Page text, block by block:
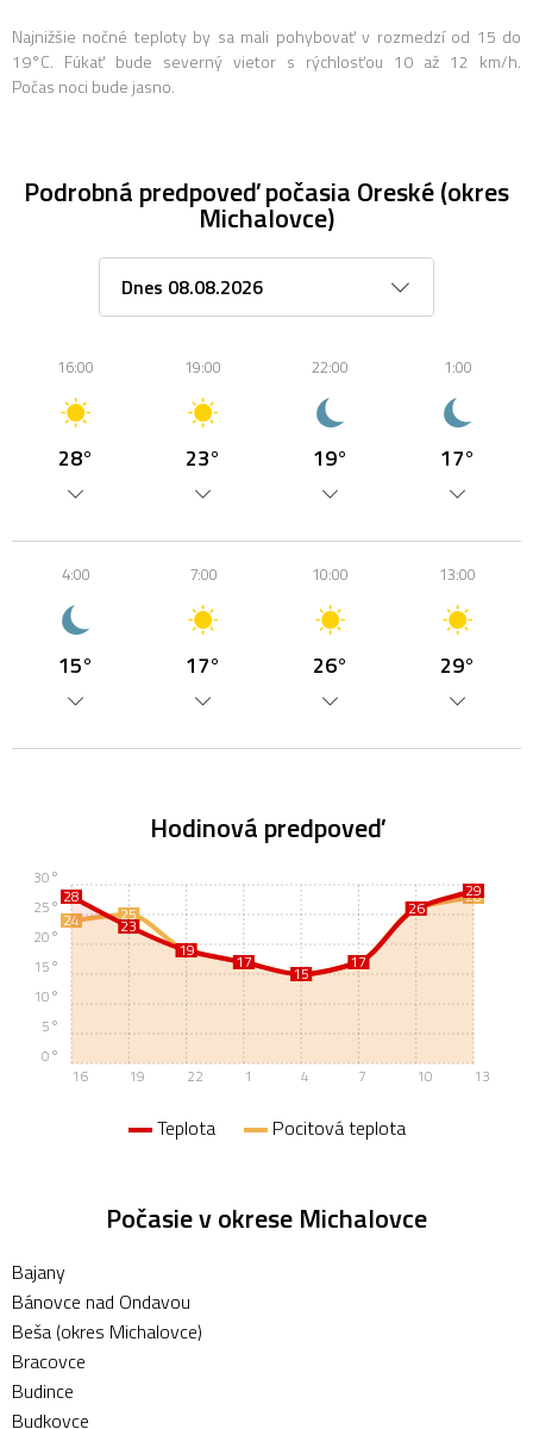
Najnižšie nočné teploty by sa mali pohybovať v rozmedzí od 15 do
19°C. Fúkať bude severný vietor s rýchlosťou 10 až 12 km/h.
Počas noci bude jasno.
Podrobná predpoveď počasia Oreské (okres
Michalovce)
16:00
28°
19:00
23°
22:00
19°
1:00
17°
4:00
15°
7:00
17°
10:00
26°
13:00
29°
Hodinová predpoveď
24
25
19
17
15
17
26
28
28
23
19
17
15
17
26
29
16 19 22 1 4 7 10 13
0°
5°
10°
15°
20°
25°
30°
Teplota Pocitová teplota
Počasie v okrese Michalovce
Bajany
Bánovce nad Ondavou
Beša (okres Michalovce)
Bracovce
Budince
Budkovce